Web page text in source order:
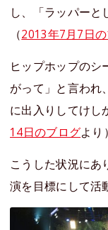
し、「ラッパーと
（2013年7月7日
ヒップホップのシ
がって」と言われ
に出入りしてけし
14日のブログより
こうした状況にあ
演を目標にして活